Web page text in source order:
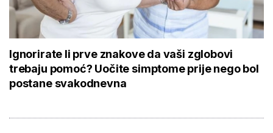
Ignorirate li prve znakove da vaši zglobovi
trebaju pomoć? Uočite simptome prije nego bol
postane svakodnevna